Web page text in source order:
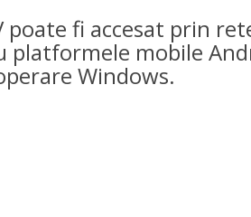
poate fi accesat prin
mobile
Windows.